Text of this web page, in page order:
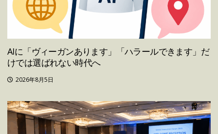
AIに「ヴィーガンあります」「ハラールできます」だ
けでは選ばれない時代へ
2026年8月5日